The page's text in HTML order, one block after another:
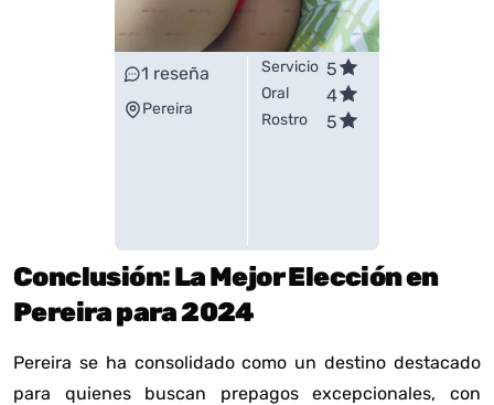
1 reseña
Pereira
Servicio 5
Oral 4
Rostro 5
Conclusión: La Mejor Elección en
Pereira para 2024
Pereira se ha consolidado como un destino destacado
para quienes buscan prepagos excepcionales, con